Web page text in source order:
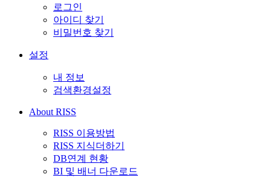
로그인
아이디 찾기
비밀번호 찾기
설정
내 정보
검색환경설정
About RISS
RISS 이용방법
RISS 지식더하기
DB연계 현황
BI 및 배너 다운로드